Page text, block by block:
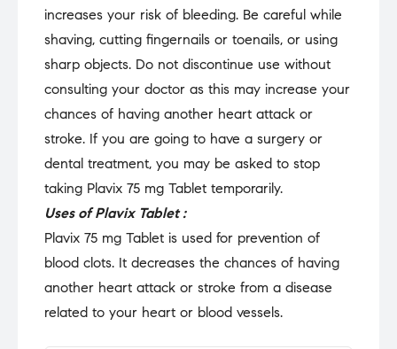
increases your risk of bleeding. Be careful while
shaving, cutting fingernails or toenails, or using
sharp objects. Do not discontinue use without
consulting your doctor as this may increase your
chances of having another heart attack or
stroke. If you are going to have a surgery or
dental treatment, you may be asked to stop
taking Plavix 75 mg Tablet temporarily.
Uses of Plavix Tablet :
Plavix 75 mg Tablet is used for prevention of
blood clots. It decreases the chances of having
another heart attack or stroke from a disease
related to your heart or blood vessels.